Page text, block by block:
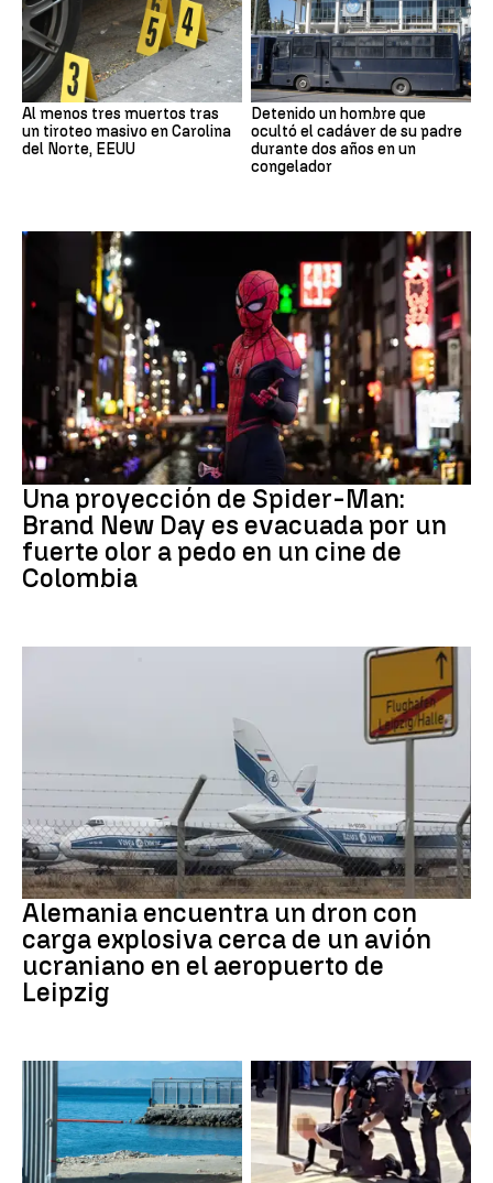
Al menos tres muertos tras
un tiroteo masivo en Carolina
del Norte, EEUU
Detenido un hombre que
ocultó el cadáver de su padre
durante dos años en un
congelador
Pedo Spiderman
Una proyección de Spider-Man:
Brand New Day es evacuada por un
fuerte olor a pedo en un cine de
Colombia
Dron Ucrania
Alemania encuentra un dron con
carga explosiva cerca de un avión
ucraniano en el aeropuerto de
Leipzig
Marruecos Londres